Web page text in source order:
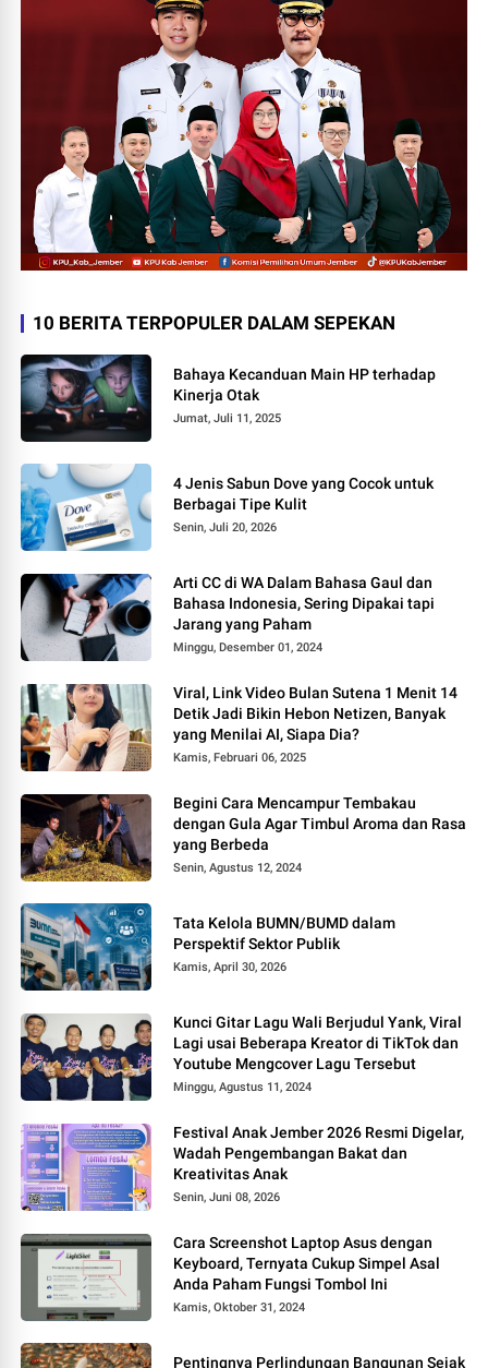
10 BERITA TERPOPULER DALAM SEPEKAN
Bahaya Kecanduan Main HP terhadap
Kinerja Otak
Jumat, Juli 11, 2025
4 Jenis Sabun Dove yang Cocok untuk
Berbagai Tipe Kulit
Senin, Juli 20, 2026
Arti CC di WA Dalam Bahasa Gaul dan
Bahasa Indonesia, Sering Dipakai tapi
Jarang yang Paham
Minggu, Desember 01, 2024
Viral, Link Video Bulan Sutena 1 Menit 14
Detik Jadi Bikin Hebon Netizen, Banyak
yang Menilai AI, Siapa Dia?
Kamis, Februari 06, 2025
Begini Cara Mencampur Tembakau
dengan Gula Agar Timbul Aroma dan Rasa
yang Berbeda
Senin, Agustus 12, 2024
Tata Kelola BUMN/BUMD dalam
Perspektif Sektor Publik
Kamis, April 30, 2026
Kunci Gitar Lagu Wali Berjudul Yank, Viral
Lagi usai Beberapa Kreator di TikTok dan
Youtube Mengcover Lagu Tersebut
Minggu, Agustus 11, 2024
Festival Anak Jember 2026 Resmi Digelar,
Wadah Pengembangan Bakat dan
Kreativitas Anak
Senin, Juni 08, 2026
Cara Screenshot Laptop Asus dengan
Keyboard, Ternyata Cukup Simpel Asal
Anda Paham Fungsi Tombol Ini
Kamis, Oktober 31, 2024
Pentingnya Perlindungan Bangunan Sejak